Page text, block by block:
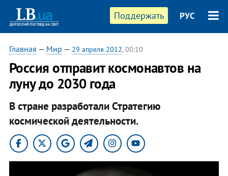
Поддержать РУС
Главная — Мир — 29 апреля 2012, 00:10
Россия отправит космонавтов на
луну до 2030 года
В стране разработали Стратегию
космической деятельности.